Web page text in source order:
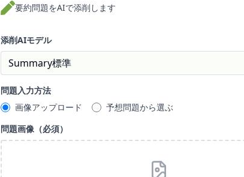
要約問題をAIで添削します
添削AIモデル
Summary標準
問題入力方法
画像アップロード
予想問題から選ぶ
問題画像（必須）